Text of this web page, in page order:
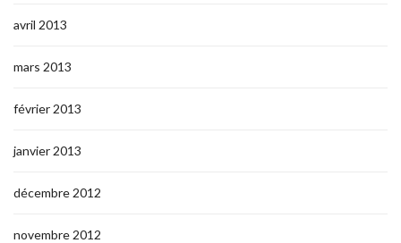
avril 2013
mars 2013
février 2013
janvier 2013
décembre 2012
novembre 2012